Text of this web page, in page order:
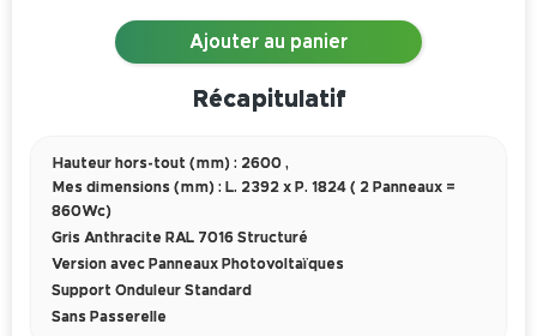
Ajouter au panier
Récapitulatif
Hauteur hors-tout (mm) : 2600 ,
Mes dimensions (mm) : L. 2392 x P. 1824 ( 2 Panneaux =
860Wc)
Gris Anthracite RAL 7016 Structuré
Version avec Panneaux Photovoltaïques
Support Onduleur Standard
Sans Passerelle